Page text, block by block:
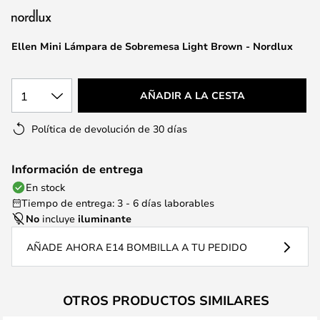
galería
imágenes
Ellen Mini Lámpara de Sobremesa Light Brown - Nordlux
1 AÑADIR A LA CESTA
Política de devolución de 30 días
Información de entrega
En stock
Tiempo de entrega: 3 - 6 días laborables
No incluye iluminante
AÑADE AHORA E14 BOMBILLA A TU PEDIDO
OTROS PRODUCTOS SIMILARES